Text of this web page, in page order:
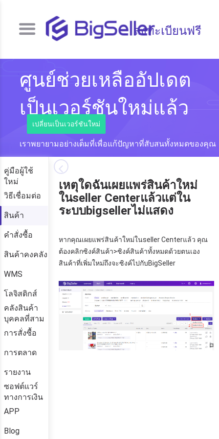
ลงทะเบียนฟรี
ศูนย์ช่วยเหลืออัปเดต
เป็นเวอร์ชันใหม่แล้ว
เปลี่ยนเป็นเวอร์ชันใหม่
เราพยายามอย่างเต็มที่เพื่อแก้ปัญหาที่สับสนทั้งหมดของคุณ
คู่มือผู้ใช้
ใหม่
วิธีเชื่อมต่อ
สินค้า
คำสั่งซื้อ
สินค้าคงคลัง
WMS
โลจิสติกส์
คลังสินค้า
บุคคลที่สาม
การสั่งซื้อ
การตลาด
รายงาน
ซอฟต์แวร์
ทางการเงิน
APP
Blog
เหตุใดฉันเผยแพร่สินค้าใหม่
ในseller Centerแล้วแต่ใน
ระบบbigsellerไม่แสดง